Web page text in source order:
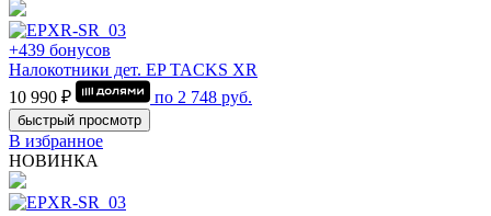
+439 бонусов
Налокотники дет. EP TACKS XR
10 990 ₽
по 2 748 руб.
быстрый просмотр
В избранное
НОВИНКА